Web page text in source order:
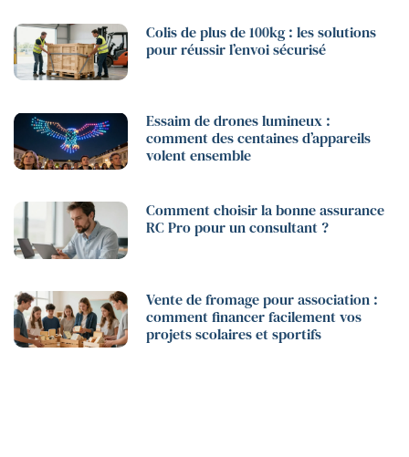
Colis de plus de 100kg : les solutions
pour réussir l’envoi sécurisé
Essaim de drones lumineux :
comment des centaines d’appareils
volent ensemble
Comment choisir la bonne assurance
RC Pro pour un consultant ?
Vente de fromage pour association :
comment financer facilement vos
projets scolaires et sportifs